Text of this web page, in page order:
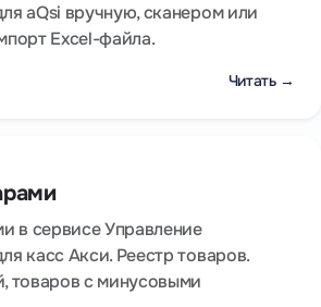
aQsi вручную, сканером или
Excel-файла.
Читать →
в сервисе Управление
касс Акси. Реестр товаров.
товаров с минусовыми